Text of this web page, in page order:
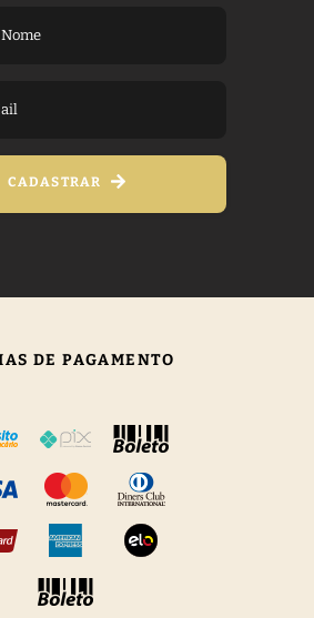
CADASTRAR
DE PAGAMENTO